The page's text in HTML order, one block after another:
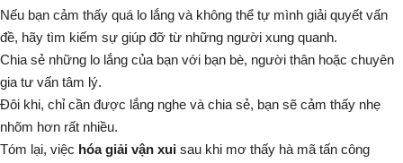
Nếu bạn cảm thấy quá lo lắng và không thể tự mình giải quyết vấn
đề, hãy tìm kiếm sự giúp đỡ từ những người xung quanh.
Chia sẻ những lo lắng của bạn với bạn bè, người thân hoặc chuyên
gia tư vấn tâm lý.
Đôi khi, chỉ cần được lắng nghe và chia sẻ, bạn sẽ cảm thấy nhẹ
nhõm hơn rất nhiều.
Tóm lại, việc hóa giải vận xui sau khi mơ thấy hà mã tấn công